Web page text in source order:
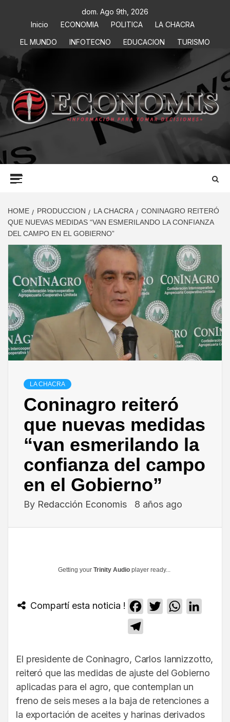
dom. Ago 9th, 2026
Inicio
ECONOMIA POLITICA
LA CHACRA
EL MUNDO
INFOTECNO EDUCACION TURISMO
ECONOMIS
INFORMACIÓN PARA TOMAR DECISIONES
HOME PRODUCCION LA CHACRA
CONINAGRO REITERÓ
QUE NUEVAS MEDIDAS “VAN ESMERILANDO LA CONFIANZA
DEL CAMPO EN EL GOBIERNO”
LA CHACRA
Coninagro reiteró
que nuevas medidas
“van esmerilando la
confianza del campo
en el Gobierno”
By Redacción Economis 8 años ago
Getting your Trinity Audio player ready...
Compartí esta noticia ! Facebook
TwitterWhatsApp
El presidente de Coninagro, Carlos Iannizzotto,
reiteró que las medidas de ajuste del Gobierno
aplicadas para el agro, que contemplan un
freno de seis meses a la baja de retenciones a
la exportación de aceites y harinas derivados